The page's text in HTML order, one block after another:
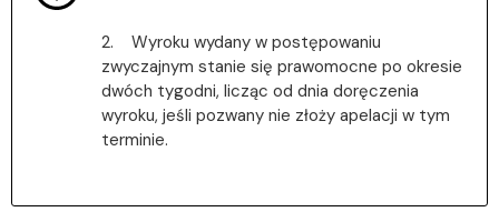
2. Wyroku wydany w postępowaniu
zwyczajnym stanie się prawomocne po okresie
dwóch tygodni, licząc od dnia doręczenia
wyroku, jeśli pozwany nie złoży apelacji w tym
terminie.